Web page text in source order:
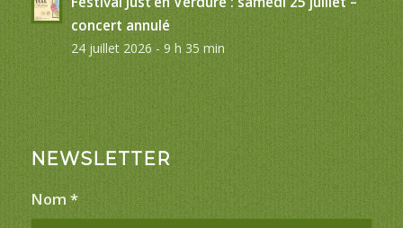
concert annulé
24 juillet 2026 - 9 h 35 min
NEWSLETTER
Nom *